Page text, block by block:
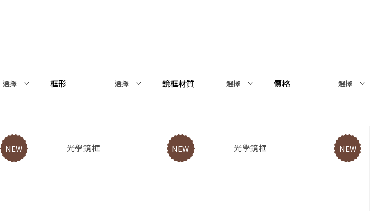
選擇 框形 選擇 鏡框材質 選擇 價格 選擇
NEW 光學鏡框 NEW 光學鏡框 NEW